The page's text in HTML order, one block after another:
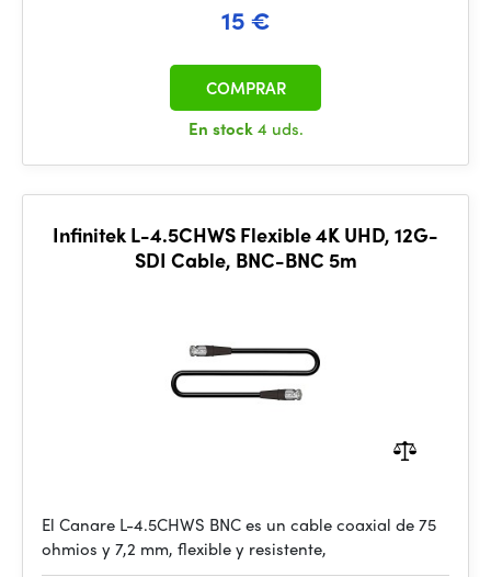
15 €
En stock4 uds.
COMPRAR
Infinitek L-4.5CHWS Flexible 4K UHD, 12G-
SDI Cable, BNC-BNC 5m
El Canare L-4.5CHWS BNC es un cable coaxial de 75
ohmios y 7,2 mm, flexible y resistente,